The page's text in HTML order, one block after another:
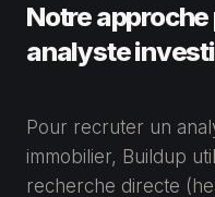
Notre
analyste
Pour recruter un
immobilier, Buildup
recherche directe